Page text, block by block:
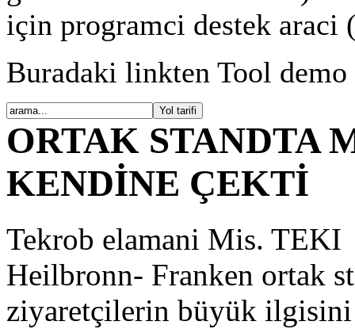
için programci destek araci
Buradaki linkten Tool
ORTAK STANDTA
KENDİNE ÇEKTİ
Tekrob elamani Mis.
Heilbronn- Franken ortak
ziyaretçilerin büyük ilgisini